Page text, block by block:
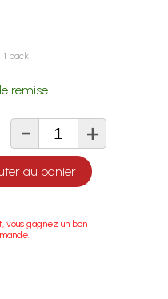
1 pack
remise
- +
au panier
gagnez un bon